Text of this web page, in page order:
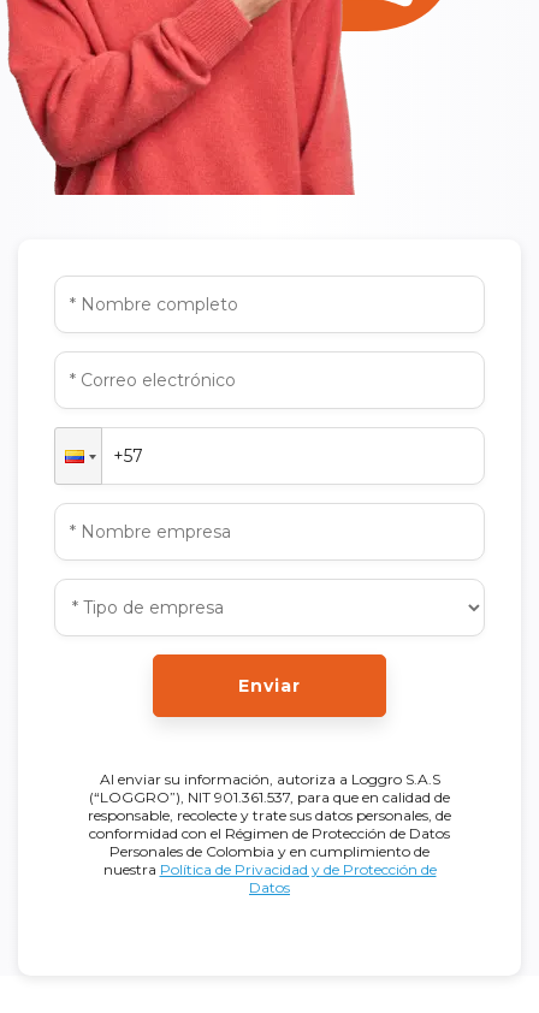
Enviar
Al enviar su información, autoriza a Loggro S.A.S
(“LOGGRO”), NIT 901.361.537, para que en calidad de
responsable, recolecte y trate sus datos personales, de
conformidad con el Régimen de Protección de Datos
Personales de Colombia y en cumplimiento de
nuestra Política de Privacidad y de Protección de
Datos